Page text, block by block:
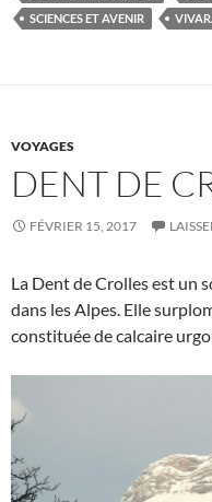
SCIENCES ET AVENIR
VOYAGES
DENT DE
FÉVRIER 15, 2017
La Dent de Crolles est un
dans les Alpes. Elle
constituée de calcaire